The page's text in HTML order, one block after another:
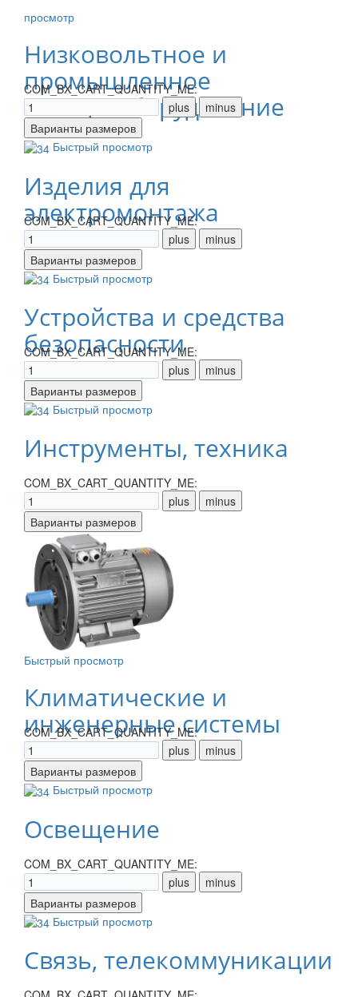
просмотр
Низковольтное и
промышленное
электрооборудование
COM_BX_CART_QUANTITY_ME:
Быстрый просмотр
Изделия для
электромонтажа
COM_BX_CART_QUANTITY_ME:
Быстрый просмотр
Устройства и средства
безопасности
COM_BX_CART_QUANTITY_ME:
Быстрый просмотр
Инструменты, техника
COM_BX_CART_QUANTITY_ME:
Быстрый просмотр
Климатические и
инженерные системы
COM_BX_CART_QUANTITY_ME:
Быстрый просмотр
Освещение
COM_BX_CART_QUANTITY_ME:
Быстрый просмотр
Связь, телекоммуникации